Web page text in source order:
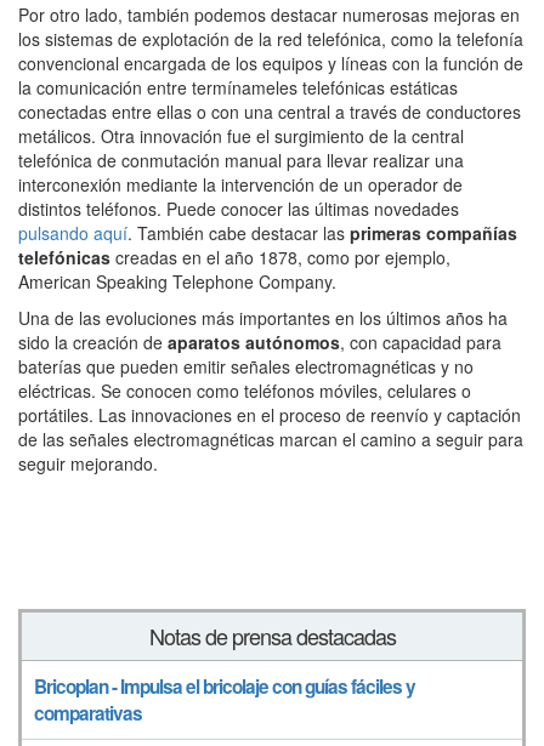
Por otro lado, también podemos destacar numerosas mejoras en
los sistemas de explotación de la red telefónica, como la telefonía
convencional encargada de los equipos y líneas con la función de
la comunicación entre termínameles telefónicas estáticas
conectadas entre ellas o con una central a través de conductores
metálicos. Otra innovación fue el surgimiento de la central
telefónica de conmutación manual para llevar realizar una
interconexión mediante la intervención de un operador de
distintos teléfonos. Puede conocer las últimas novedades
pulsando aquí. También cabe destacar las primeras compañías
telefónicas creadas en el año 1878, como por ejemplo,
American Speaking Telephone Company.
Una de las evoluciones más importantes en los últimos años ha
sido la creación de aparatos autónomos, con capacidad para
baterías que pueden emitir señales electromagnéticas y no
eléctricas. Se conocen como teléfonos móviles, celulares o
portátiles. Las innovaciones en el proceso de reenvío y captación
de las señales electromagnéticas marcan el camino a seguir para
seguir mejorando.
Notas de prensa destacadas
Bricoplan - Impulsa el bricolaje con guías fáciles y
comparativas